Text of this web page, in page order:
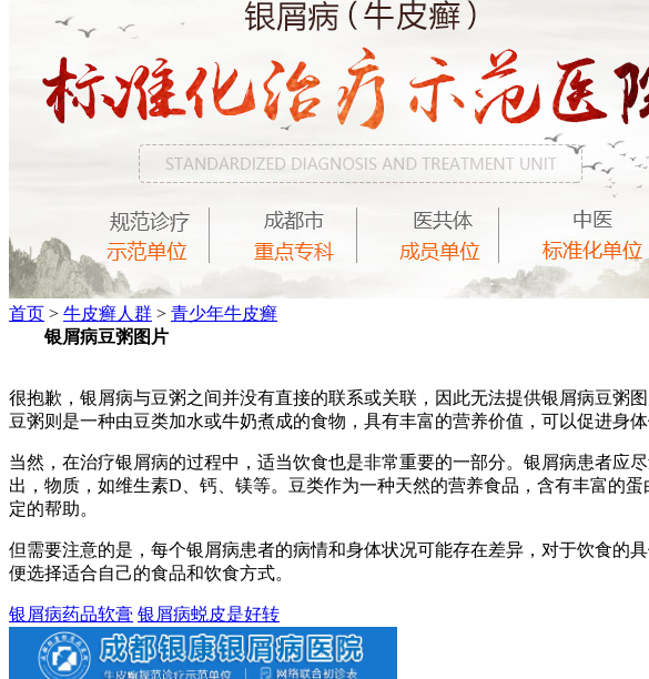
首页 > 牛皮癣人群 > 青少年牛皮癣
银屑病豆粥图片
很抱歉，银屑病与豆粥之间并没有直接的联系或关联，因此无法提供银屑病豆粥
豆粥则是一种由豆类加水或牛奶煮成的食物，具有丰富的营养价值，可以促进身体
当然，在治疗银屑病的过程中，适当饮食也是非常重要的一部分。银屑病患者应
出，物质，如维生素D、钙、镁等。豆类作为一种天然的营养食品，含有丰富的
定的帮助。
但需要注意的是，每个银屑病患者的病情和身体状况可能存在差异，对于饮食的
便选择适合自己的食品和饮食方式。
银屑病药品软膏 银屑病蜕皮是好转